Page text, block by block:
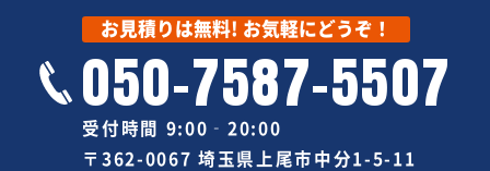
お見積りは無料! お気軽にどうぞ！
050-7587-5507
受付時間 9:00‐20:00
〒362-0067 埼玉県上尾市中分1-5-11